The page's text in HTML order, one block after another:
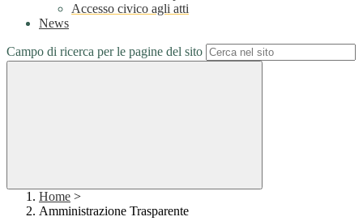
Accesso civico agli atti
News
Campo di ricerca per le pagine del sito
Home >
Amministrazione Trasparente